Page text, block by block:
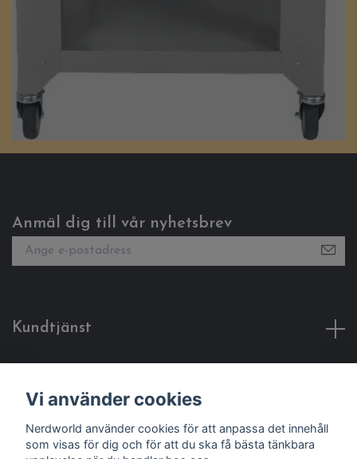
Anmäl dig till vår nyhetsbrev
Kundtjänst
Sociala medier
Vi använder cookies
Nerdworld använder cookies för att anpassa det innehåll
som visas för dig och för att du ska få bästa tänkbara